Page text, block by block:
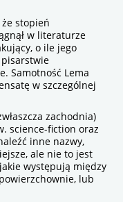
stopień
w literaturze
o ile jego
Samotność Lema
w szczególnej
zachodnia)
science-fiction oraz
inne nazwy,
ale nie to jest
występują między
lub